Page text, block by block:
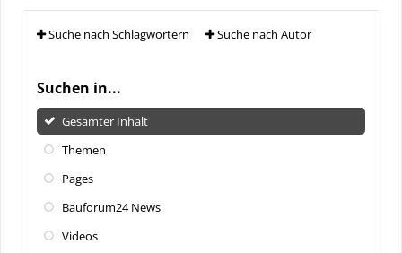
Suche nach Schlagwörtern Suche nach Autor
Suchen in...
Gesamter Inhalt
Themen
Pages
Bauforum24 News
Videos